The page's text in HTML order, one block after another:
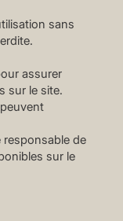
sans
assurer
sur le site.
responsable de
sur le